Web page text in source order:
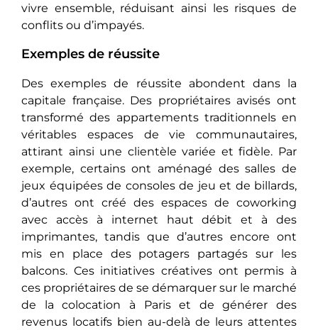
vivre ensemble, réduisant ainsi les risques de
conflits ou d’impayés.
Exemples de réussite
Des exemples de réussite abondent dans la
capitale française. Des propriétaires avisés ont
transformé des appartements traditionnels en
véritables espaces de vie communautaires,
attirant ainsi une clientèle variée et fidèle. Par
exemple, certains ont aménagé des salles de
jeux équipées de consoles de jeu et de billards,
d’autres ont créé des espaces de coworking
avec accès à internet haut débit et à des
imprimantes, tandis que d’autres encore ont
mis en place des potagers partagés sur les
balcons. Ces initiatives créatives ont permis à
ces propriétaires de se démarquer sur le marché
de la colocation à Paris et de générer des
revenus locatifs bien au-delà de leurs attentes